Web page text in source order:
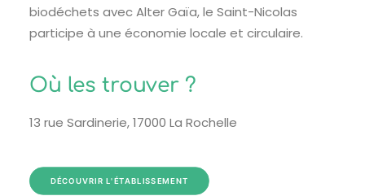
biodéchets avec Alter Gaïa, le Saint-Nicolas
participe à une économie locale et circulaire.
Où les trouver ?
13 rue Sardinerie, 17000 La Rochelle
DÉCOUVRIR L'ÉTABLISSEMENT